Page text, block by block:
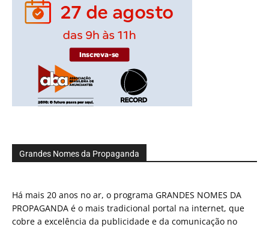
Grandes Nomes da Propaganda
Há mais 20 anos no ar, o programa GRANDES NOMES DA
PROPAGANDA é o mais tradicional portal na internet, que
cobre a excelência da publicidade e da comunicação no